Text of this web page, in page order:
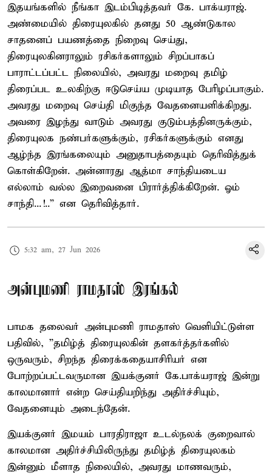
இதயங்களில் நீங்கா இடம்பிடித்தவர் கே. பாக்யராஜ்.
அண்மையில் திரையுலகில் தனது 50 ஆண்டுகால
சாதனைப் பயணத்தை நிறைவு செய்து,
திரையுலகினராலும் ரசிகர்களாலும் சிறப்பாகப்
பாராட்டப்பட்ட நிலையில், அவரது மறைவு தமிழ்
திரைப்பட உலகிற்கு ஈடுசெய்ய முடியாத பேரிழப்பாகும்.
அவரது மறைவு செய்தி மிகுந்த வேதனையளிக்கிறது.
அவரை இழந்து வாடும் அவரது குடும்பத்தினருக்கும்,
திரையுலக நண்பர்களுக்கும், ரசிகர்களுக்கும் எனது
ஆழ்ந்த இரங்கலையும் அனுதாபத்தையும் தெரிவித்துக்
கொள்கிறேன். அன்னாரது ஆத்மா சாந்தியடைய
எல்லாம் வல்ல இறைவனை பிரார்த்திக்கிறேன். ஓம்
சாந்தி...!..” என தெரிவித்தார்.
5:32 am, 27 Jun 2026
அன்புமணி ராமதாஸ் இரங்கல்
பாமக தலைவர் அன்புமணி ராமதாஸ் வெளியிட்டுள்ள
பதிவில், ”தமிழ்த் திரையுலகின் தளகர்த்தர்களில்
ஒருவரும், சிறந்த திரைக்கதையாசிரியர் என
போற்றப்பட்டவருமான இயக்குனர் கே.பாக்யராஜ் இன்று
காலமானார் என்ற செய்தியறிந்து அதிர்ச்சியும்,
வேதனையும் அடைந்தேன்.
இயக்குனர் இமயம் பாரதிராஜா உடல்நலக் குறைவால்
காலமான அதிர்ச்சியிலிருந்து தமிழ்த் திரையுலகம்
இன்னும் மீளாத நிலையில், அவரது மாணவரும்,